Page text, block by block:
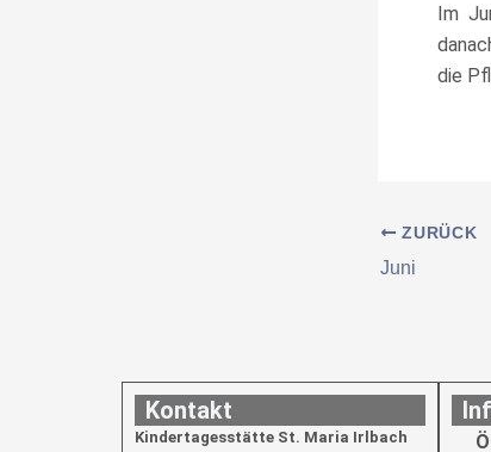
Im
die
ZURÜCK
Juni
Kontakt
Kindertagesstätte St. Maria Irlbach